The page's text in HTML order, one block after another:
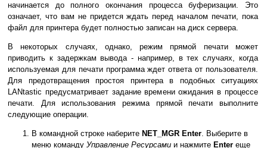
начинается до полного окончания процесса буферизации. Это
означает, что вам не придется ждать перед началом печати, пока
файл для принтера будет полностью записан на диск сервера.
В некоторых случаях, однако, режим прямой печати может
приводить к задержкам вывода - например, в тех случаях, когда
используемая для печати программа ждет ответа от пользователя.
Для предотвращения простоя принтера в подобных ситуациях
LANtastic предусматривает задание времени ожидания в процессе
печати. Для использования режима прямой печати выполните
следующие операции.
В командной строке наберите NET_MGR Enter. Выберите в
меню команду Управление Ресурсами и нажмите Enter еще